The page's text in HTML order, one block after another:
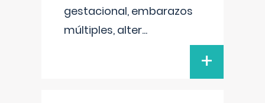
gestacional, embarazos
múltiples, alter...
+